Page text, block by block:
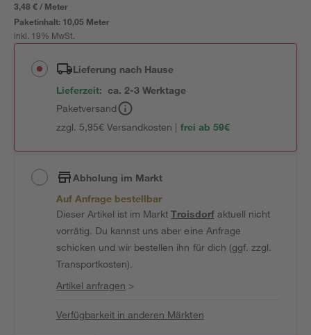
3,48 € / Meter
Paketinhalt: 10,05 Meter
inkl. 19% MwSt.
Lieferung nach Hause
Lieferzeit: ca. 2-3 Werktage
Paketversand
zzgl. 5,95€ Versandkosten | frei ab 59€
Abholung im Markt
Auf Anfrage bestellbar
Dieser Artikel ist im MarktTroisdorfaktuell nicht
vorrätig. Du kannst uns aber eine Anfrage
schicken und wir bestellen ihn für dich (ggf. zzgl.
Transportkosten).
Artikel anfragen >
Verfügbarkeit in anderen Märkten